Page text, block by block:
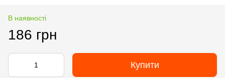
В наявності
186 грн
Купити